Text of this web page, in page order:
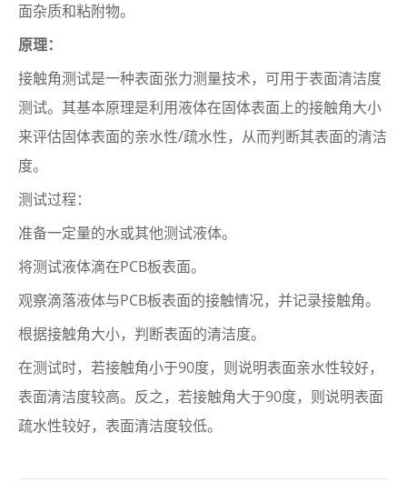
面杂质和粘附物。
原理：
接触角测试是一种表面张力测量技术，可用于表面清洁度
测试。其基本原理是利用液体在固体表面上的接触角大小
来评估固体表面的亲水性/疏水性，从而判断其表面的清洁
度。
测试过程：
准备一定量的水或其他测试液体。
将测试液体滴在PCB板表面。
观察滴落液体与PCB板表面的接触情况，并记录接触角。
根据接触角大小，判断表面的清洁度。
在测试时，若接触角小于90度，则说明表面亲水性较好，
表面清洁度较高。反之，若接触角大于90度，则说明表面
疏水性较好，表面清洁度较低。